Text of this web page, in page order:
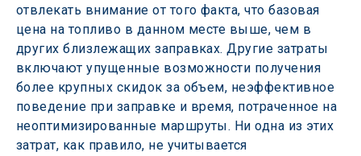
отвлекать внимание от того факта, что базовая
цена на топливо в данном месте выше, чем в
других близлежащих заправках. Другие затраты
включают упущенные возможности получения
более крупных скидок за объем, неэффективное
поведение при заправке и время, потраченное на
неоптимизированные маршруты. Ни одна из этих
затрат, как правило, не учитывается